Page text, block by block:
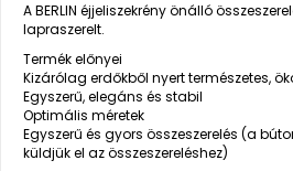
A BERLIN éjjeliszekrény önálló
lapraszerelt.
Termék előnyei
Kizárólag erdőkből nyert természetes,
Egyszerű, elegáns és stabil
Optimális méretek
Egyszerű és gyors összeszerelés (a
küldjük el az összeszereléshez)